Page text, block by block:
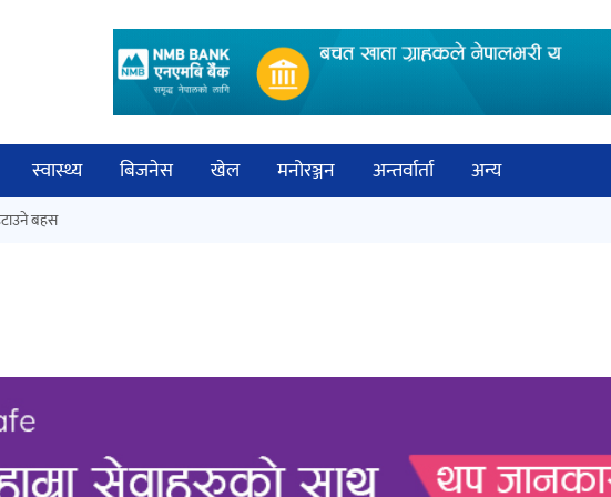
स्वास्थ्य बिजनेस खेल मनोरञ्जन अन्तर्वार्ता
अन्य
औपचारिक सेवा सञ्चालनमा
बहस